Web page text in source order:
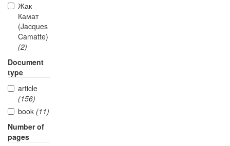
Жак
Камат
(Jacques
Camatte)
(2)
Document
type
article
(156)
book (11)
Number of
pages